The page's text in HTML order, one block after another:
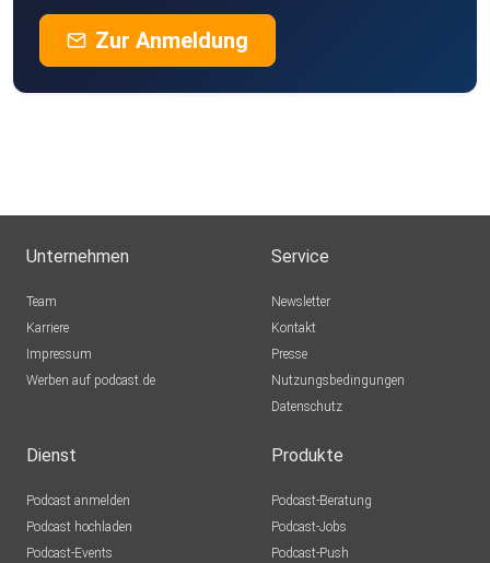
Zur Anmeldung
Unternehmen
Team
Karriere
Impressum
Werben auf podcast.de
Service
Newsletter
Kontakt
Presse
Nutzungsbedingungen
Datenschutz
Dienst
Podcast anmelden
Podcast hochladen
Podcast-Events
Produkte
Podcast-Beratung
Podcast-Jobs
Podcast-Push